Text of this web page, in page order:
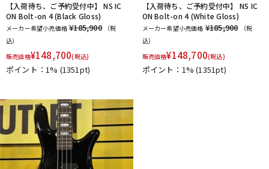
【入荷待ち、ご予約受付中】 NS IC
ON Bolt-on 4 (Black Gloss)
メーカー希望小売価格 ¥185,900
（税
込）
販売価格¥148,700(税込)
ポイント：1% (1351pt)
【入荷待ち、ご予約受付中】 NS IC
ON Bolt-on 4 (White Gloss)
メーカー希望小売価格 ¥185,900
（税
込）
販売価格¥148,700(税込)
ポイント：1%(1351pt)